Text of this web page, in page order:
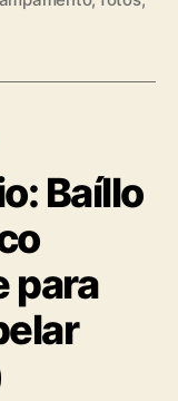
Baíllo
para